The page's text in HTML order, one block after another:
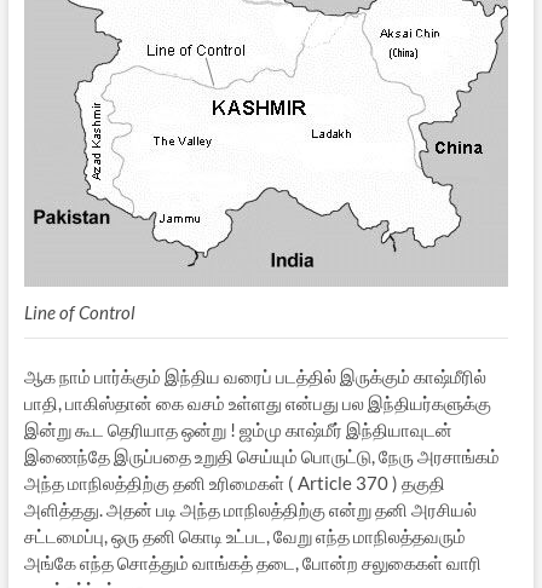
Line of Control
ஆக நாம் பார்க்கும் இந்திய வரைப் படத்தில் இருக்கும் காஷ்மீரில்
பாதி, பாகிஸ்தான் கை வசம் உள்ளது என்பது பல இந்தியர்களுக்கு
இன்று கூட தெரியாத ஒன்று ! ஜம்மு காஷ்மீர் இந்தியாவுடன்
இணைந்தே இருப்பதை உறுதி செய்யும் பொருட்டு, நேரு அரசாங்கம்
அந்த மாநிலத்திற்கு தனி உரிமைகள் ( Article 370 ) தகுதி
அளித்தது. அதன் படி அந்த மாநிலத்திற்கு என்று தனி அரசியல்
சட்டமைப்பு, ஒரு தனி கொடி உட்பட, வேறு எந்த மாநிலத்தவரும்
அங்கே எந்த சொத்தும் வாங்கத் தடை, போன்ற சலுகைகள் வாரி